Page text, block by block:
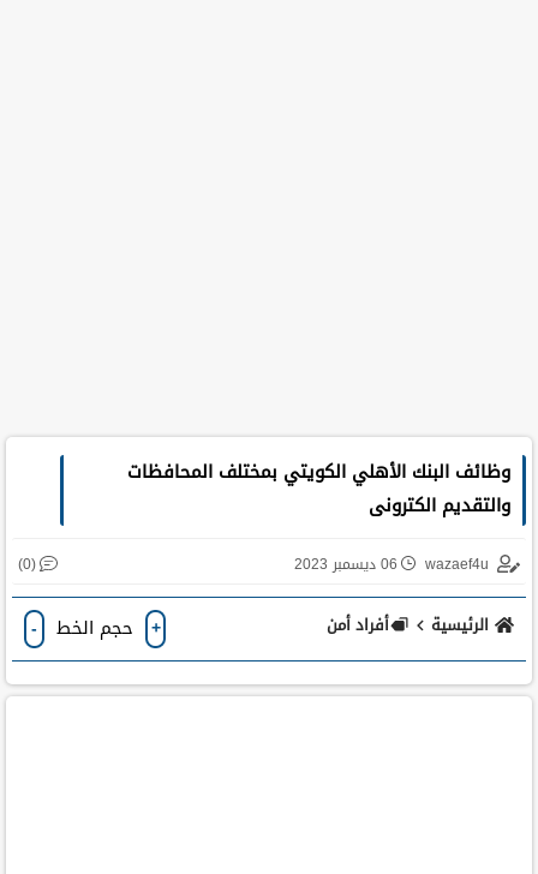
وظائف البنك الأهلي الكويتي بمختلف المحافظات
والتقديم الكترونى
wazaef4u 06 ديسمبر 2023 (0)
الرئيسية أفراد أمن + حجم الخط -